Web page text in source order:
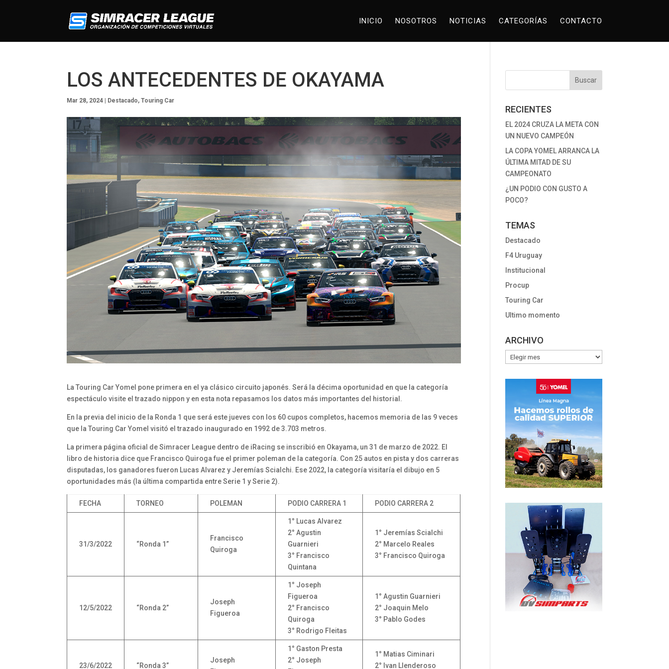
INICIO NOSOTROS NOTICIAS CATEGORÍAS CONTACTO
LOS ANTECEDENTES DE OKAYAMA
Mar 28, 2024 Destacado,Touring Car
La Touring Car Yomel pone primera en el ya clásico circuito japonés. Será la décima oportunidad en que la categoría
espectáculo visite el trazado nippon y en esta nota repasamos los datos más importantes del historial.
En la previa del inicio de la Ronda 1 que será este jueves con los 60 cupos completos, hacemos memoria de las 9 veces
que la Touring Car Yomel visitó el trazado inaugurado en 1992 de 3.703 metros.
La primera página oficial de Simracer League dentro de iRacing se inscribió en Okayama, un 31 de marzo de 2022. El
libro de historia dice que Francisco Quiroga fue el primer poleman de la categoría. Con 25 autos en pista y dos carreras
disputadas, los ganadores fueron Lucas Alvarez y Jeremías Scialchi. Ese 2022, la categoría visitaría el dibujo en 5
oportunidades más (la última compartida entre Serie 1 y Serie 2).
FECHA TORNEO POLEMAN PODIO CARRERA 1 PODIO CARRERA 2
31/3/2022 “Ronda 1”
Francisco
Quiroga
1° Lucas Alvarez
2° Agustin
Guarnieri
3° Francisco
Quintana
1° Jeremías Scialchi
2° Marcelo Reales
3° Francisco Quiroga
12/5/2022 “Ronda 2”
Joseph
Figueroa
1° Joseph
Figueroa
2° Francisco
Quiroga
3° Rodrigo Fleitas
1° Agustin Guarnieri
2° Joaquin Melo
3° Pablo Godes
23/6/2022 “Ronda 3”
Joseph
1° Gaston Presta
2° Joseph
1° Matias Ciminari
2° Ivan Llenderoso
RECIENTES
EL 2024 CRUZA LA META CON
UN NUEVO CAMPEÓN
LA COPA YOMEL ARRANCA LA
ÚLTIMA MITAD DE SU
CAMPEONATO
¿UN PODIO CON GUSTO A
POCO?
TEMAS
Destacado
F4 Uruguay
Institucional
Procup
Touring Car
Ultimo momento
ARCHIVO
ARCHIVO